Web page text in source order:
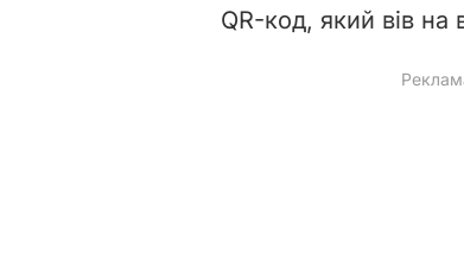
QR-код, який вів на